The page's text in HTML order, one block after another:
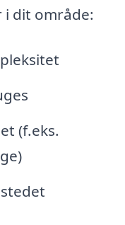
i dit område:
(f.eks.